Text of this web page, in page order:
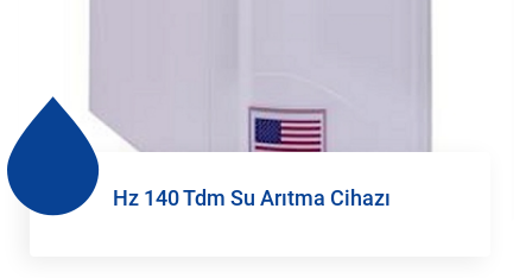
Hz 140 Tdm Su Arıtma Cihazı